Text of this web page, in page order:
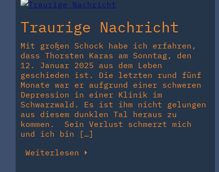
Traurige Nachricht
Mit großen Schock habe ich erfahren,
dass Thorsten Karas am Sonntag, den
12. Januar 2025 aus dem Leben
geschieden ist. Die letzten rund fünf
Monate war er aufgrund einer schweren
Depression in einer Klinik im
Schwarzwald. Es ist ihm nicht gelungen
aus diesem dunklen Tal heraus zu
kommen. Sein Verlust schmerzt mich
und ich bin […]
Weiterlesen